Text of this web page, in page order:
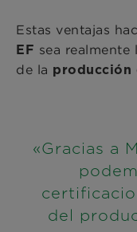
Estas ventajas
EF sea realmente
de la producción
«Gracias a
del